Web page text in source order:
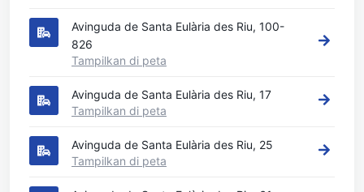
Avinguda de Santa Eulària des Riu, 100-
826
Tampilkan di peta
Avinguda de Santa Eulària des Riu, 17
Tampilkan di peta
Avinguda de Santa Eulària des Riu, 25
Tampilkan di peta